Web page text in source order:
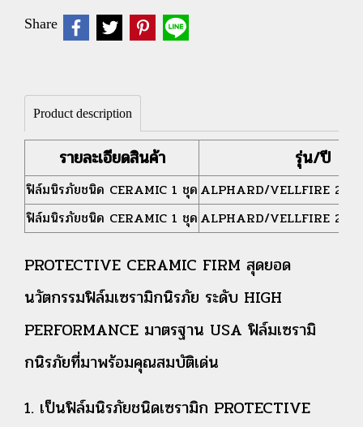
Share
Product description
รายละเอียดสินค้า รุ่น/ปี
ฟิล์มนิรภัยชนิด CERAMIC 1 ชุด ALPHARD/VELLFIRE 20
ฟิล์มนิรภัยชนิด CERAMIC 1 ชุด ALPHARD/VELLFIRE 20
PROTECTIVE CERAMIC FIRM สุดยอด
นวัตกรรมฟิล์มเซรามิกนิรภัย ระดับ HIGH
PERFORMANCE มาตรฐาน USA ฟิล์มเซรามิ
กนิรภัยที่มาพร้อมคุณสมบัติเด่น
1. เป็นฟิล์มนิรภัยชนิดเซรามิก PROTECTIVE